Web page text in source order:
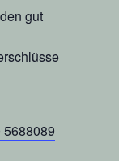
gut
5688089